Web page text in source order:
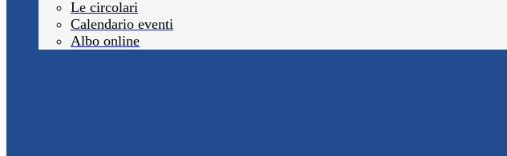
Le circolari
Calendario eventi
Albo online